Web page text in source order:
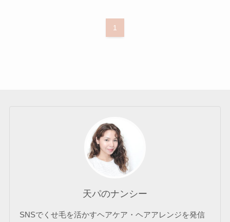
1
天パのナンシー
SNSでくせ毛を活かすヘアケア・ヘアアレンジを発信